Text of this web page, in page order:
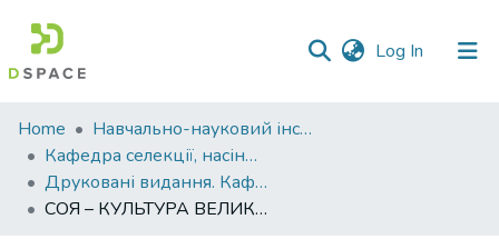
Log In (current)
Communities
&
Collections
All of DSpace
Home
Навчально-науковий інститут агротехнологій, селекції та екології
Кафедра селекції, насінництва і генетики
Друковані видання. Кафедра селекції, насінництва і генетики
СОЯ – КУЛЬТУРА ВЕЛИКИХ МОЖЛИВОСТЕЙ